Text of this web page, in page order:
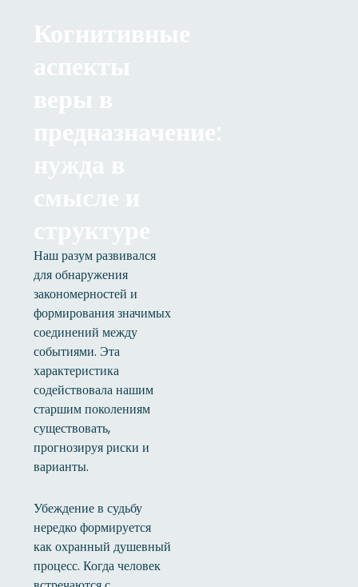
Когнитивные
аспекты
веры в
предназначение:
нужда в
смысле и
структуре
Наш разум развивался
для обнаружения
закономерностей и
формирования значимых
соединений между
событиями. Эта
характеристика
содействовала нашим
старшим поколениям
существовать,
прогнозируя риски и
варианты.
Убеждение в судьбу
нередко формируется
как охранный душевный
процесс. Когда человек